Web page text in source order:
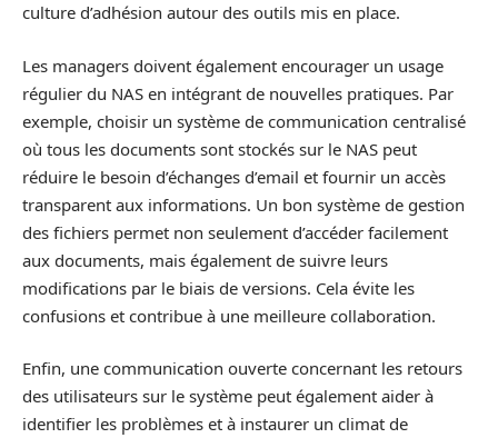
culture d’adhésion autour des outils mis en place.
Les managers doivent également encourager un usage
régulier du NAS en intégrant de nouvelles pratiques. Par
exemple, choisir un système de communication centralisé
où tous les documents sont stockés sur le NAS peut
réduire le besoin d’échanges d’email et fournir un accès
transparent aux informations. Un bon système de gestion
des fichiers permet non seulement d’accéder facilement
aux documents, mais également de suivre leurs
modifications par le biais de versions. Cela évite les
confusions et contribue à une meilleure collaboration.
Enfin, une communication ouverte concernant les retours
des utilisateurs sur le système peut également aider à
identifier les problèmes et à instaurer un climat de